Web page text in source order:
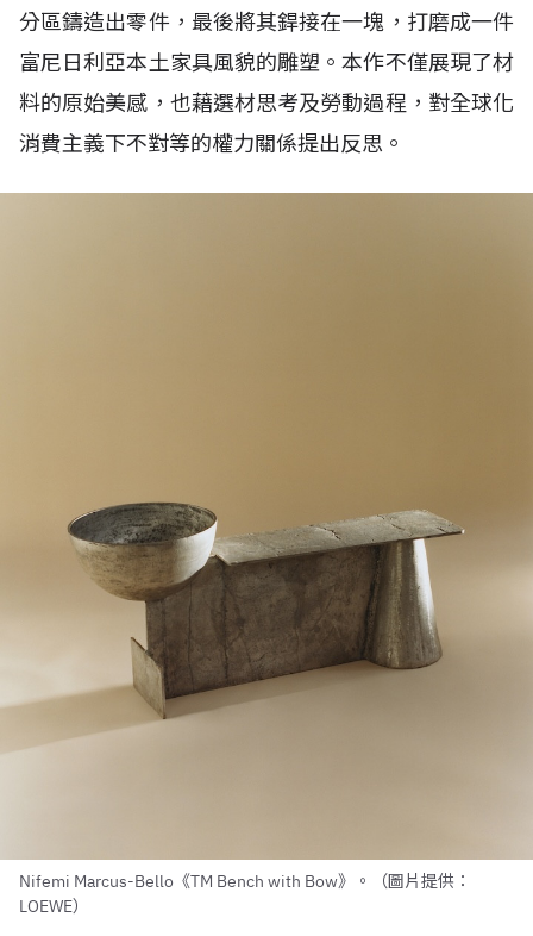
分區鑄造出零件，最後將其銲接在一塊，打磨成一件
富尼日利亞本土家具風貌的雕塑。本作不僅展現了材
料的原始美感，也藉選材思考及勞動過程，對全球化
消費主義下不對等的權力關係提出反思。
Nifemi Marcus-Bello《TM Bench with Bow》。（圖片提供：
LOEWE）